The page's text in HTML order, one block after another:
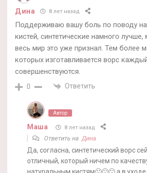
Дина 8 лет назад
Поддерживаю вашу боль по поводу
кистей, синтетические намного лучше,
весь мир это уже признал. Тем более
которых изготавливается ворс
совершенствуются.
0 Ответить
Автор
Маша 8 лет назад
Ответить наДина
Да, согласна, синтетический ворс
отличный, который ничем по